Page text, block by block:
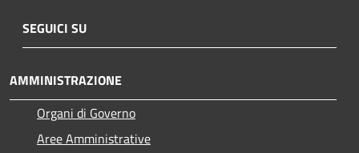
SEGUICI SU
AMMINISTRAZIONE
Organi di Governo
Aree Amministrative